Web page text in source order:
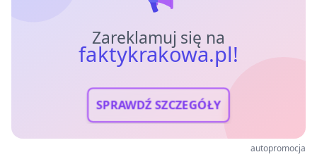
Zareklamuj się na
faktykrakowa.pl!
SPRAWDŹ SZCZEGÓŁY
autopromocja